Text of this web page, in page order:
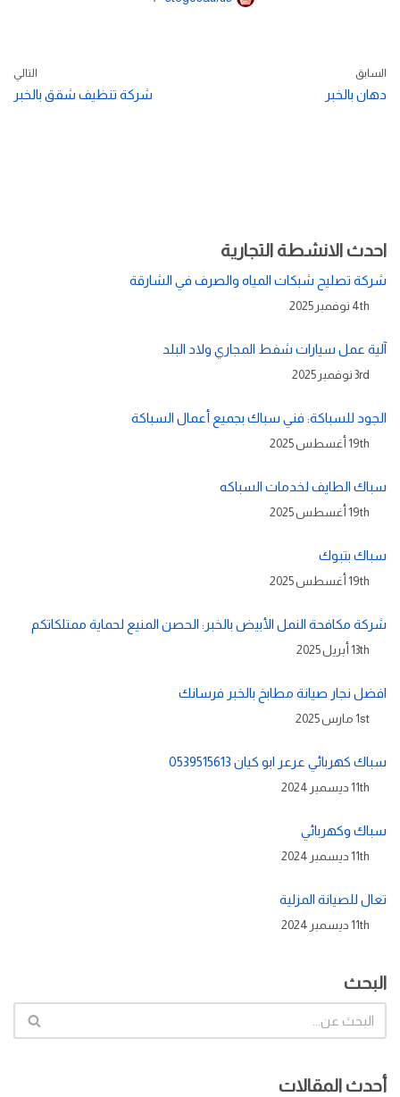
السابق
دهان بالخبر
التالي
شركة تنظيف شقق بالخبر
احدث الانشطة التجارية
شركة تصليح شبكات المياه والصرف في الشارقة
4th نوفمبر 2025
آلية عمل سيارات شفط المجاري ولاد البلد
3rd نوفمبر 2025
الجود للسباكة: فني سباك بجميع أعمال السباكة
19th أغسطس 2025
سباك الطايف لخدمات السباكه
19th أغسطس 2025
سباك بتبوك
19th أغسطس 2025
شركة مكافحة النمل الأبيض بالخبر: الحصن المنيع لحماية ممتلكاتكم
13th أبريل 2025
افضل نجار صيانة مطابخ بالخبر فرسانك
1st مارس 2025
سباك كهربائي عرعر ابو كيان 0539515613
11th ديسمبر 2024
سباك وكهربائي
11th ديسمبر 2024
تعال للصيانة المزلية
11th ديسمبر 2024
البحث
أحدث المقالات